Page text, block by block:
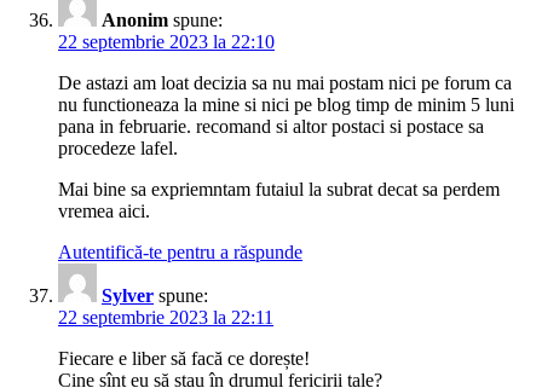
Anonim spune:
22 septembrie 2023 la 22:10
De astazi am loat decizia sa nu mai postam nici pe forum ca
nu functioneaza la mine si nici pe blog timp de minim 5 luni
pana in februarie. recomand si altor postaci si postace sa
procedeze lafel.
Mai bine sa expriemntam futaiul la subrat decat sa perdem
vremea aici.
Autentifică-te pentru a răspunde
Sylver spune:
22 septembrie 2023 la 22:11
Fiecare e liber să facă ce dorește!
Cine sînt eu să stau în drumul fericirii tale?